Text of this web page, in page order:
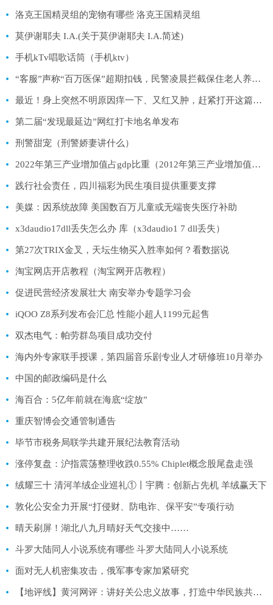
洛克王国精灵组的宠物有哪些 洛克王国精灵组
莫伊谢耶夫 I.A.(关于莫伊谢耶夫 I.A.简述)
手机kTv唱歌话筒（手机ktv）
“客服”声称“百万医保”超期扣钱，民警凌晨拦截保住老人养命钱
最近！身上突然不明原因痒一下、又红又肿，赶紧打开这篇！（不是蚊子）
第二届“发现最延边”网红打卡地名单发布
刑警甜宠（刑警娇妻讲什么）
2022年第三产业增加值占gdp比重（2012年第三产业增加值占国内生产总值的比重比2013年的约少多少_）
践行社会责任，四川福彩为民生项目提供重要支撑
美媒：因系统故障 美国数百万儿童或无端丧失医疗补助
x3daudio17dll丢失怎么办 库（x3daudio1 7 dll丢失）
第27次TRIX金叉，天坛生物买入胜率如何？看数据说
淘宝网店开店教程（淘宝网开店教程）
促进民营经济发展壮大 南安举办专题学习会
iQOO Z8系列发布会汇总 性能小超人1199元起售
双杰电气：帕劳群岛项目成功交付
海内外专家联手授课，第四届音乐剧专业人才研修班10月举办
中国的邮政编码是什么
海百合：5亿年前就在海底“绽放”
重庆智博会交通管制通告
毕节市税务局联学共建开展纪法教育活动
涨停复盘：沪指震荡整理收跌0.55% Chiplet概念股尾盘走强
绒耀三十 清河羊绒企业巡礼①丨宇腾：创新占先机 羊绒赢天下
敦化公安全力开展“打侵财、防电诈、保平安”专项行动
晴天刷屏！湖北八九月晴好天气交接中……
斗罗大陆同人小说系统有哪些 斗罗大陆同人小说系统
面对无人机密集攻击，俄军事专家加紧研究
【地评线】黄河网评：讲好关公忠义故事，打造中华民族共有的精神家园